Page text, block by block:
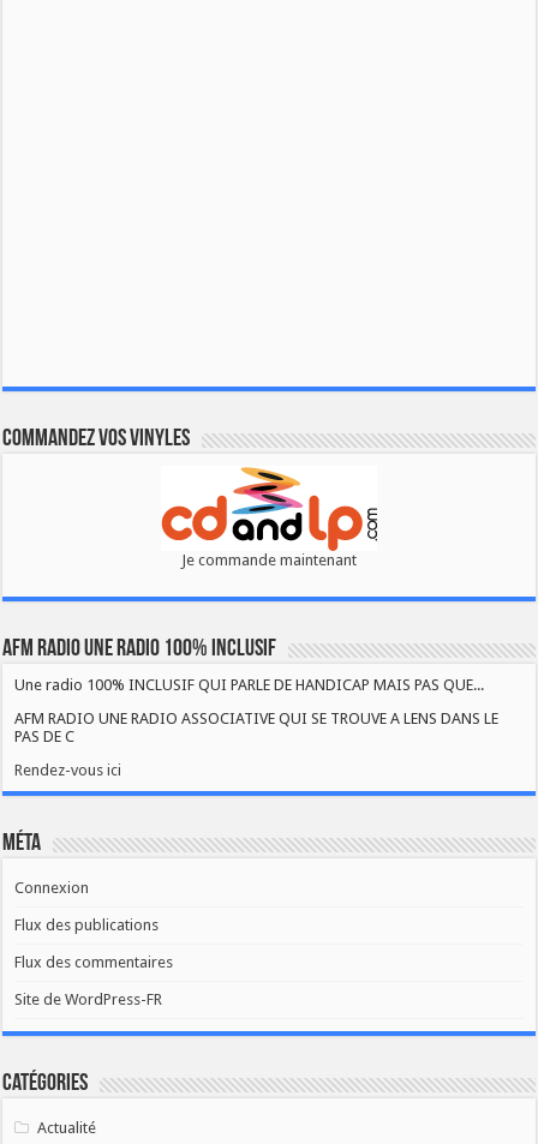
Commandez vos vinyles
Je commande maintenant
AFM RADIO UNE RADIO 100% INCLUSIF
Une radio 100% INCLUSIF QUI PARLE DE HANDICAP MAIS PAS QUE...
AFM RADIO UNE RADIO ASSOCIATIVE QUI SE TROUVE A LENS DANS LE
PAS DE C
Rendez-vous ici
Méta
Connexion
Flux des publications
Flux des commentaires
Site de WordPress-FR
Catégories
Actualité